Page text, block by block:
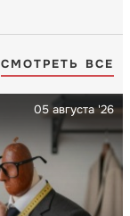
СМОТРЕТЬ ВСЕ
05 августа '26